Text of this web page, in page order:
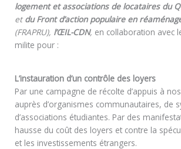
logement et associations de locataires du
et du Front d’action populaire en
(FRAPRU), l’ŒIL-CDN, en collaboration avec
milite pour :
L’instauration d’un contrôle des loyers
Par une campagne de récolte d’appuis à
auprès d’organismes communautaires, de
d’associations étudiantes. Par des
hausse du coût des loyers et contre la
et les investissements étrangers.